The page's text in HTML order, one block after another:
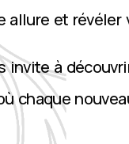
et
invite à
chaque